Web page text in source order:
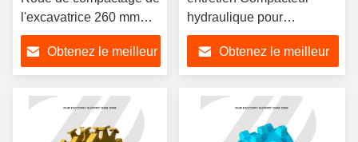
l'excavatrice 260 mm
tambour Diamètre du
tambour 1100 mm
Obtenez le meilleur
hydraulique pour
différentes conditions de
terrainObtenez le meilleur